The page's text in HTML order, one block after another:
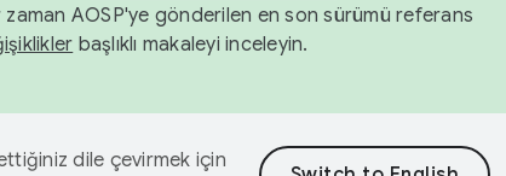
zaman AOSP'ye gönderilen en son sürümü referans
başlıklı makaleyi inceleyin.
dile çevirmek için